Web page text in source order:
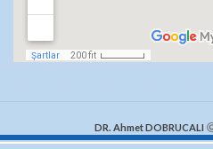
DR. Ahmet DOBRUCALI